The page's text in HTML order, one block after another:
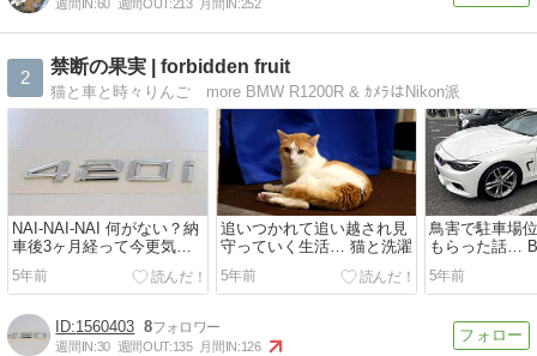
週間IN:60 週間OUT:213 月間IN:252
2
禁断の果実 | forbidden fruit
猫と車と時々りんご more BMW R1200R & ｶﾒﾗはNikon派
NAI-NAI-NAI 何がない？納
車後3ヶ月経って今更気付
いた事… BMW F36 420i
5年前
追いつかれて追い越され見
守っていく生活… 猫と洗濯
5年前
鳥害で駐車場
もらった話…
420i
5年前
1560403 8
週間IN:30 週間OUT:135 月間IN:126